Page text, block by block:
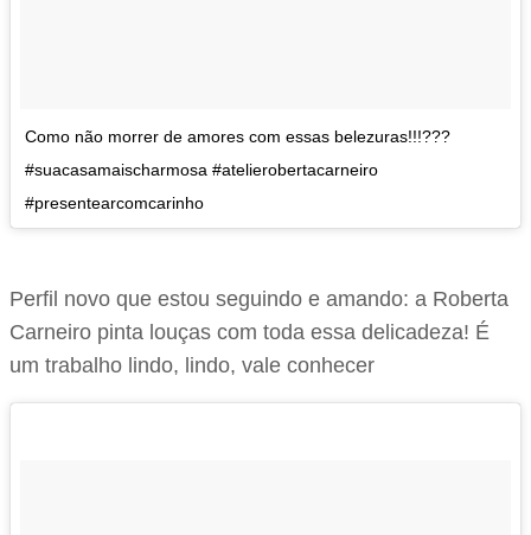
Como não morrer de amores com essas belezuras!!!???
#suacasamaischarmosa #atelierobertacarneiro
#presentearcomcarinho
Perfil novo que estou seguindo e amando: a Roberta
Carneiro pinta louças com toda essa delicadeza! É
um trabalho lindo, lindo, vale conhecer